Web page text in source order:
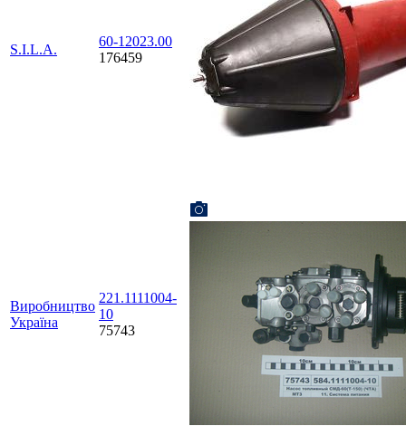
S.I.L.A.
60-12023.00
176459
Виробництво
Україна
221.1111004-
10
75743